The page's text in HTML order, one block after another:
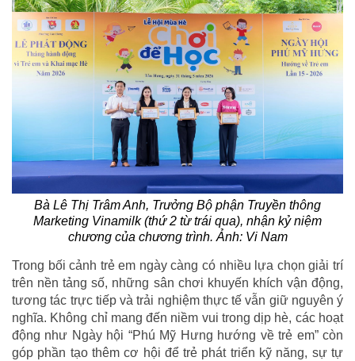
Bà Lê Thị Trâm Anh, Trưởng Bộ phận Truyền thông
Marketing Vinamilk (thứ 2 từ trái qua), nhận kỷ niệm
chương của chương trình. Ảnh: Vi Nam
Trong bối cảnh trẻ em ngày càng có nhiều lựa chọn giải trí
trên nền tảng số, những sân chơi khuyến khích vận động,
tương tác trực tiếp và trải nghiệm thực tế vẫn giữ nguyên ý
nghĩa. Không chỉ mang đến niềm vui trong dịp hè, các hoạt
động như Ngày hội “Phú Mỹ Hưng hướng về trẻ em” còn
góp phần tạo thêm cơ hội để trẻ phát triển kỹ năng, sự tự